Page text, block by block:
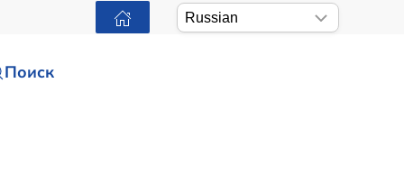
Поиск